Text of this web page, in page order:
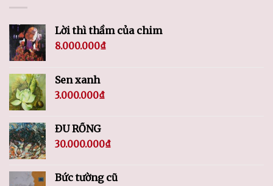
Lời thì thầm của chim
8.000.000₫
Sen xanh
3.000.000₫
ĐU RỒNG
30.000.000₫
Bức tường cũ